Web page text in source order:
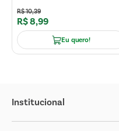
R$10,39
R$8,99
Eu quero!
Institucional
Sobre o Covabra